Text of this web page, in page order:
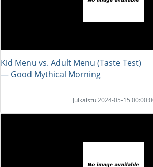
Kid Menu vs. Adult Menu (Taste Test)
― Good Mythical Morning
Julkaistu 2024-05-15